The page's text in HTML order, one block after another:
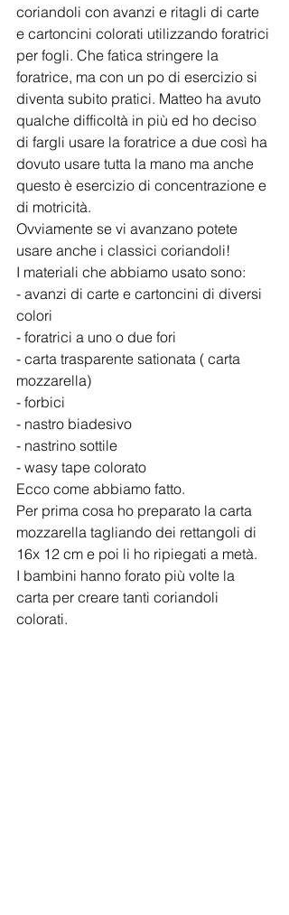
coriandoli con avanzi e ritagli di carte
e cartoncini colorati utilizzando foratrici
per fogli. Che fatica stringere la
foratrice, ma con un po di esercizio si
diventa subito pratici. Matteo ha avuto
qualche difficoltà in più ed ho deciso
di fargli usare la foratrice a due così ha
dovuto usare tutta la mano ma anche
questo è esercizio di concentrazione e
di motricità.
Ovviamente se vi avanzano potete
usare anche i classici coriandoli!
I materiali che abbiamo usato sono:
- avanzi di carte e cartoncini di diversi
colori
- foratrici a uno o due fori
- carta trasparente sationata ( carta
mozzarella)
- forbici
- nastro biadesivo
- nastrino sottile
- wasy tape colorato
Ecco come abbiamo fatto.
Per prima cosa ho preparato la carta
mozzarella tagliando dei rettangoli di
16x 12 cm e poi li ho ripiegati a metà.
I bambini hanno forato più volte la
carta per creare tanti coriandoli
colorati.